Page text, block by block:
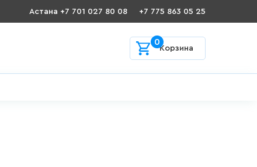
Астана +7 701 027 80 08 +7 775 863 05 25
Корзина
0